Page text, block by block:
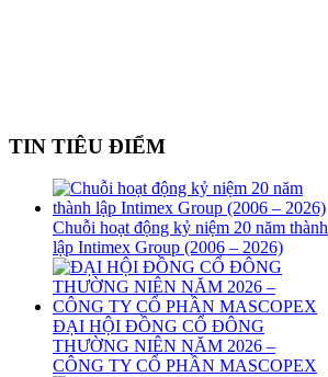
TIN TIÊU ĐIỂM
Chuỗi hoạt động kỷ niệm 20 năm thành
lập Intimex Group (2006 – 2026)
ĐẠI HỘI ĐỒNG CỔ ĐÔNG
THƯỜNG NIÊN NĂM 2026 –
CÔNG TY CỔ PHẦN MASCOPEX